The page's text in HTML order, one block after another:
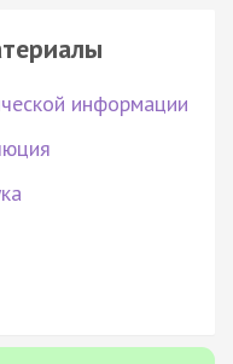
информации